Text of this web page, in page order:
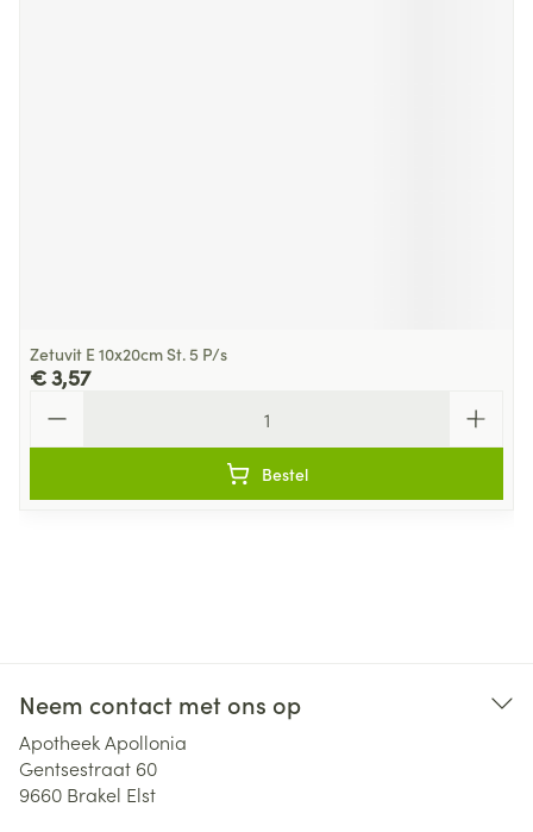
Zetuvit E 10x20cm St. 5 P/s
€ 3,57
Bestel
Neem contact met ons op
Apotheek Apollonia
Gentsestraat 60
9660 Brakel Elst